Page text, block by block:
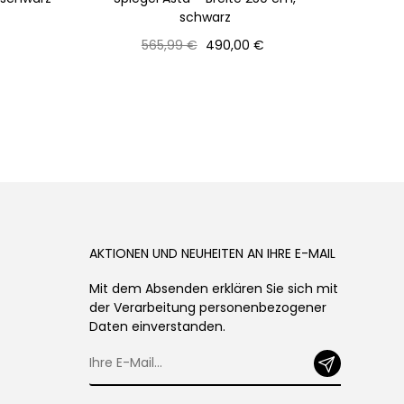
schwarz
Normaler
565,99 € Preis
490,00 €
AKTIONEN UND NEUHEITEN AN IHRE E-MAIL
Mit dem Absenden erklären Sie sich mit
der Verarbeitung personenbezogener
Daten einverstanden.